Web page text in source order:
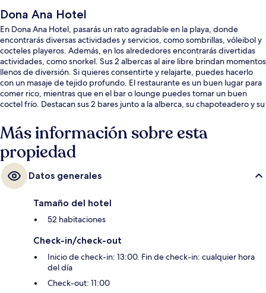
Dona Ana Hotel
En Dona Ana Hotel, pasarás un rato agradable en la playa, donde
encontrarás diversas actividades y servicios, como sombrillas, vóleibol y
cocteles playeros. Además, en los alrededores encontrarás divertidas
actividades, como snorkel. Sus 2 albercas al aire libre brindan momentos
llenos de diversión. Si quieres consentirte y relajarte, puedes hacerlo
con un masaje de tejido profundo. El restaurante es un buen lugar para
comer rico, mientras que en el bar o lounge puedes tomar un buen
coctel frío. Destacan sus 2 bares junto a la alberca, su chapoteadero y su
Más información sobre esta
propiedad
Datos generales
Tamaño del hotel
52 habitaciones
Check-in/check-out
Inicio de check-in: 13:00. Fin de check-in: cualquier hora
del día
Check-out: 11:00